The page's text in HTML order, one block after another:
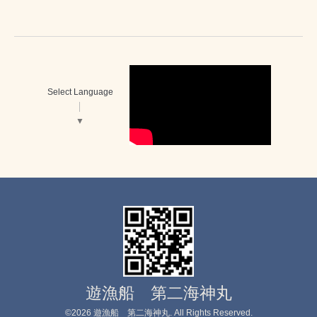
Select Language
▼
遊漁船 第二海神丸
©2026 遊漁船 第二海神丸. All Rights Reserved.